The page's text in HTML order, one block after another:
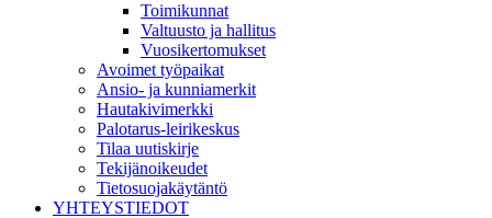
Toimikunnat
Valtuusto ja hallitus
Vuosikertomukset
Avoimet työpaikat
Ansio- ja kunniamerkit
Hautakivimerkki
Palotarus-leirikeskus
Tilaa uutiskirje
Tekijänoikeudet
Tietosuojakäytäntö
YHTEYSTIEDOT